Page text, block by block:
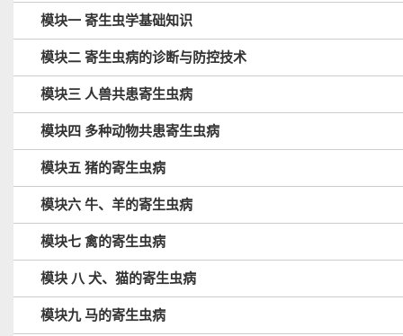
模块一 寄生虫学基础知识
模块二 寄生虫病的诊断与防控技术
模块三 人兽共患寄生虫病
模块四 多种动物共患寄生虫病
模块五 猪的寄生虫病
模块六 牛、羊的寄生虫病
模块七 禽的寄生虫病
模块 八 犬、猫的寄生虫病
模块九 马的寄生虫病